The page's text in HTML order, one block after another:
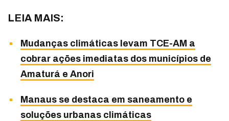
LEIA MAIS:
Mudanças climáticas levam TCE-AM a
cobrar ações imediatas dos municípios de
Amaturá e Anori
Manaus se destaca em saneamento e
soluções urbanas climáticas